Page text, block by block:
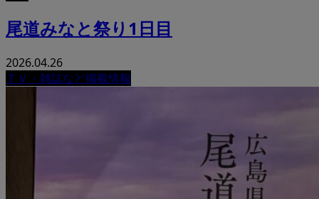
尾道みなと祭り1日目
2026.04.26
ＴＶ・雑誌など掲載情報